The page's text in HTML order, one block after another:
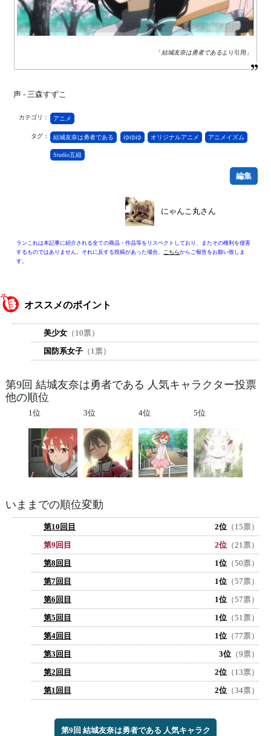
「結城友奈は勇者であるより引用」
声 - 三森すずこ
カテゴリ： アニメ
タグ： 結城友奈は勇者である ゆゆゆ オリジナルアニメ アニメイズム
Studio五組
編集
にゃんこ丸さん
ランこれは本記事に紹介される全ての商品・作品等をリスペクトしており、またその権利を侵害
するものではありません。それに反する投稿があった場合、
こちらからご報告をお願い致しま
す。
オススメのポイント
美少女 （10票）
国防系女子 （1票）
第9回 結城友奈は勇者である 人気キャラクター投票
他の順位
1位 3位 4位 5位
いままでの順位変動
第10回目 2位 （15票）
第9回目
2位 （21票）
第8回目
1位 （50票）
第7回目
1位 （57票）
第6回目
1位 （57票）
第5回目
1位 （51票）
第4回目
1位 （77票）
第3回目
3位 （9票）
第2回目
2位 （13票）
第1回目
2位 （34票）
第9回 結城友奈は勇者である 人気キャラク